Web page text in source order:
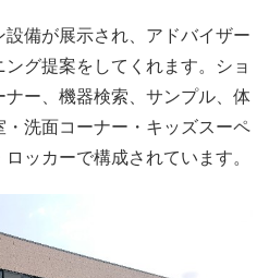
備が展示され、アドバイザー
グ提案をしてくれます。ショ
ー、機器検索、サンプル、体
洗面コーナー・キッズスーペ
ッカーで構成されています。